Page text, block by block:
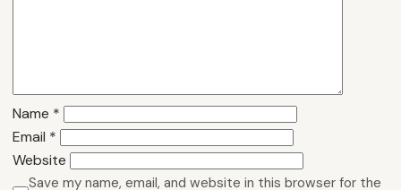
Name *
Email *
Website
Save my name, email, and website in this browser for the